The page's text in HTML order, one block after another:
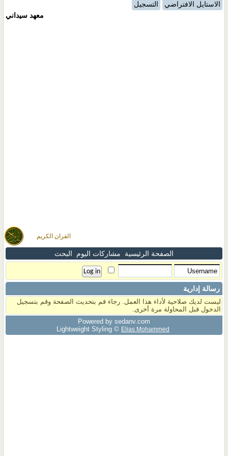
القران الكريم
الاستايل الافتراضي
التسجيل
معهد سيداني
الصفحة الرئيسية مشاركات اليوم البحث
رسالة إدارية
ليست لديك صلاحية لأداء هذا العمل. رجاء قم بتحديث الصفحة وقم بتسجيل
الدخول قبل المحاولة مرة أخرى.
Powered by sedany.com
Lightweight Styling © Elias Mohammed